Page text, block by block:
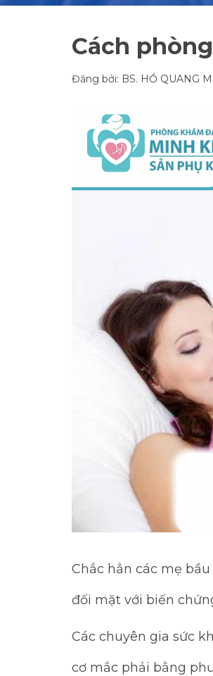
Cách
Đăng bởi: BS. HỒ QUANG
Chắc hẳn các mẹ
đối mặt với biến
Các chuyên gia sức
cơ mắc phải bằng